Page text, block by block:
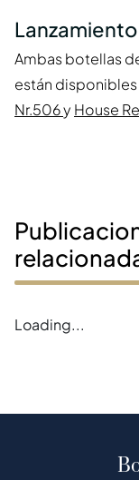
Ambas botellas
están
Nr.506y House
Loading...